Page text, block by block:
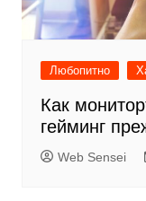
Любопитно
Как
гейминг
Web Sensei